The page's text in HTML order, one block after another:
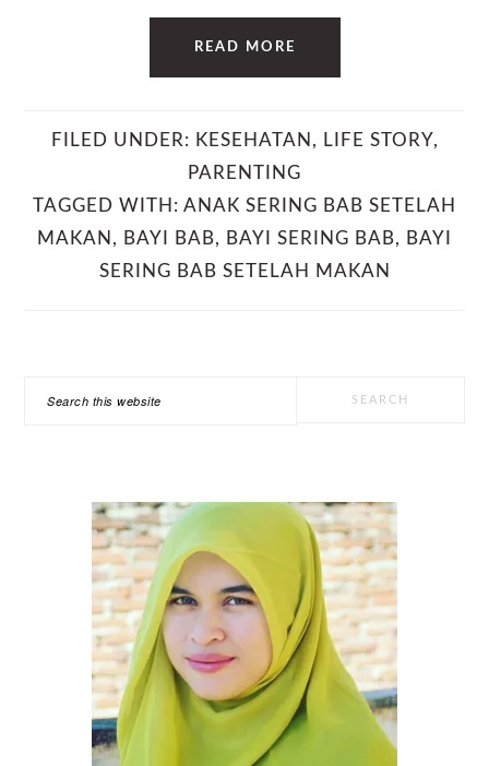
READ MORE
FILED UNDER: KESEHATAN , LIFE STORY,
PARENTING
TAGGED WITH: ANAK SERING BAB SETELAH
MAKAN , BAYI BAB, BAYI SERING BAB, BAYI
SERING BAB SETELAH MAKAN
Search